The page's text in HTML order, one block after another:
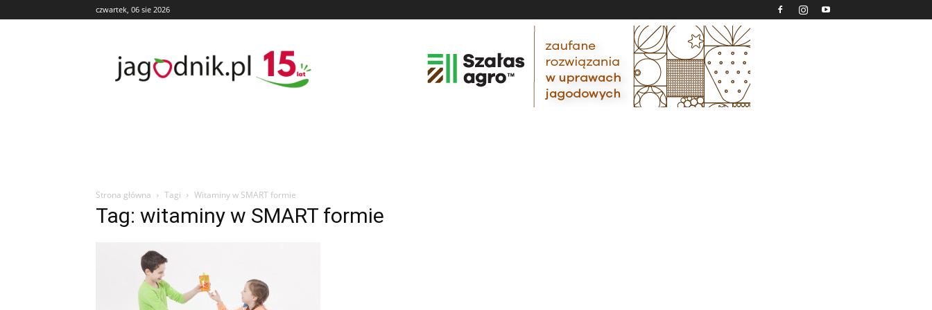
czwartek, 06 sie 2026
Strona główna Tagi Witaminy w SMART formie
Tag: witaminy w SMART formie